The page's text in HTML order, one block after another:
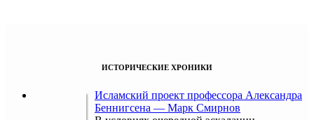
ИСТОРИЧЕСКИЕ ХРОНИКИ
Исламский проект профессора Александра
Беннигсена — Марк Смирнов